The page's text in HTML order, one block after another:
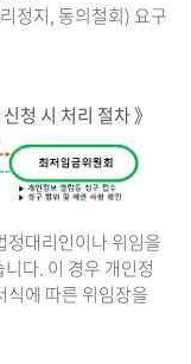
정지, 동의철회) 요구
청 시 처리 절차 》
정대리인이나 위임을
다. 이 경우 개인정
식에 따른 위임장을